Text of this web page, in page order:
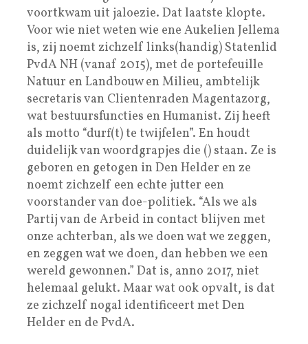
voortkwam uit jaloezie. Dat laatste klopte.
Voor wie niet weten wie ene Aukelien Jellema
is, zij noemt zichzelf links(handig) Statenlid
PvdA NH (vanaf 2015), met de portefeuille
Natuur en Landbouw en Milieu, ambtelijk
secretaris van Clientenraden Magentazorg,
wat bestuursfuncties en Humanist. Zij heeft
als motto “durf(t) te twijfelen”. En houdt
duidelijk van woordgrapjes die () staan. Ze is
geboren en getogen in Den Helder en ze
noemt zichzelf een echte jutter een
voorstander van doe-politiek. “Als we als
Partij van de Arbeid in contact blijven met
onze achterban, als we doen wat we zeggen,
en zeggen wat we doen, dan hebben we een
wereld gewonnen.” Dat is, anno 2017, niet
helemaal gelukt. Maar wat ook opvalt, is dat
ze zichzelf nogal identificeert met Den
Helder en de PvdA.